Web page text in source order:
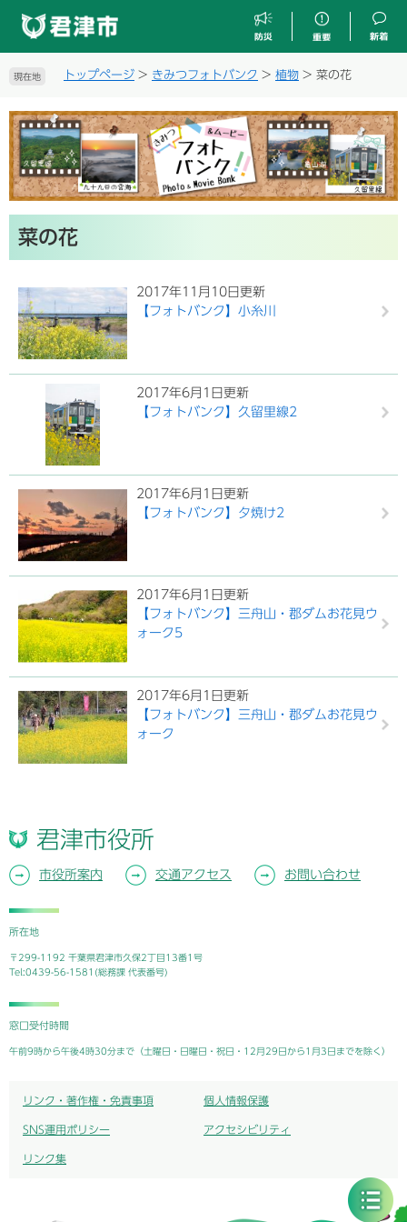
で
す
。
ば
し
て
本
文
現在地 トップページ > きみつフォトバンク > 植物 > 菜の花
文菜の花
2017年11月10日更新
【フォトバンク】小糸川
2017年6月1日更新
【フォトバンク】久留里線2
2017年6月1日更新
【フォトバンク】夕焼け2
2017年6月1日更新
【フォトバンク】三舟山・郡ダムお花見ウ
ォーク5
2017年6月1日更新
【フォトバンク】三舟山・郡ダムお花見ウ
ォーク
君津市役所
市役所案内 交通アクセス お問い合わせ
所在地
〒299-1192 千葉県君津市久保2丁目13番1号
Tel:0439-56-1581(総務課 代表番号)
窓口受付時間
午前9時から午後4時30分まで（土曜日・日曜日・祝日・12月29日から1月3日までを除く）
リンク・著作権・免責事項 個人情報保護
SNS運用ポリシー アクセシビリティ
リンク集